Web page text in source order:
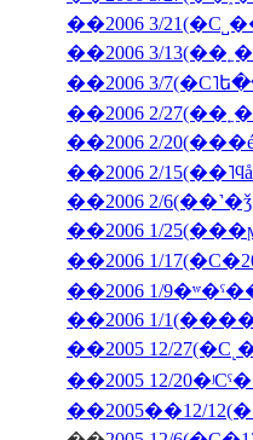
��2006 3/
��2006 3/
��2006 3/
��2006 2/
��2006 1/
��2005 12/